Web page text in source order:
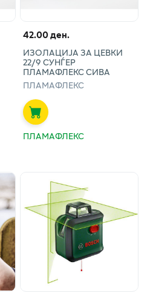
42.00 ден.
ИЗОЛАЦИЈА ЗА ЦЕВКИ
22/9 СУНЃЕР
ПЛАМАФЛЕКС СИВА
ПЛАМАФЛЕКС
ПЛАМАФЛЕКС